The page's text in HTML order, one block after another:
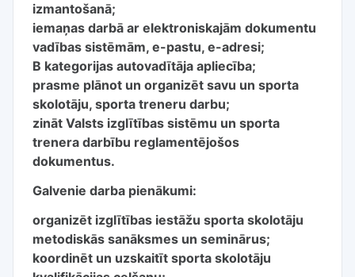
izmantošanā;
iemaņas darbā ar elektroniskajām dokumentu
vadības sistēmām, e-pastu, e-adresi;
B kategorijas autovadītāja apliecība;
prasme plānot un organizēt savu un sporta
skolotāju, sporta treneru darbu;
zināt Valsts izglītības sistēmu un sporta
trenera darbību reglamentējošos
dokumentus.
Galvenie darba pienākumi:
organizēt izglītības iestāžu sporta skolotāju
metodiskās sanāksmes un seminārus;
koordinēt un uzskaitīt sporta skolotāju